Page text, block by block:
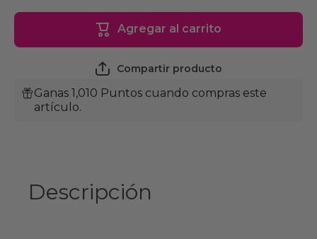
Grande,
Pets
Agregar al carrito
Compartir producto
Ganas 1,010 Puntos cuando compras este
artículo.
Descripción